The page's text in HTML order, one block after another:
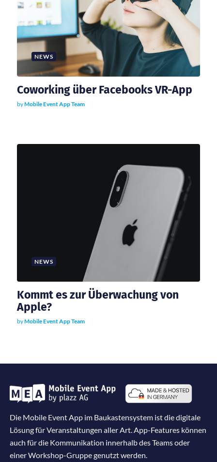
NEWS
Coworking über Facebooks VR-App
byMobile Event App Team
NEWS
Kommt es zur Überwachung von
Apple?
byMobile Event App Team
Die Mobile Event App im Baukastensystem ist die digitale
Lösung für Veranstaltungen aller Art. App-Features können
auch für die Kommunikation innerhalb des Teams oder
einer Workshop-Gruppe genutzt werden.